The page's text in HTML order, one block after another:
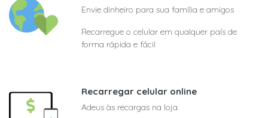
Envie dinheiro para sua família e amigos
Recarregue o celular em qualquer país de
forma rápida e fácil
Recarregar celular online
Adeus às recargas na loja